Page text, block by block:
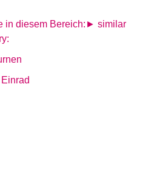
in diesem Bereich: ► similar